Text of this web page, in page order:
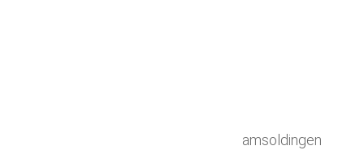
amsoldingen